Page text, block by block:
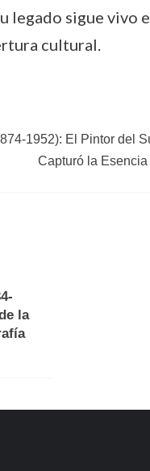
legado sigue vivo
cultural.
1952): El Pintor del
Capturó la
la